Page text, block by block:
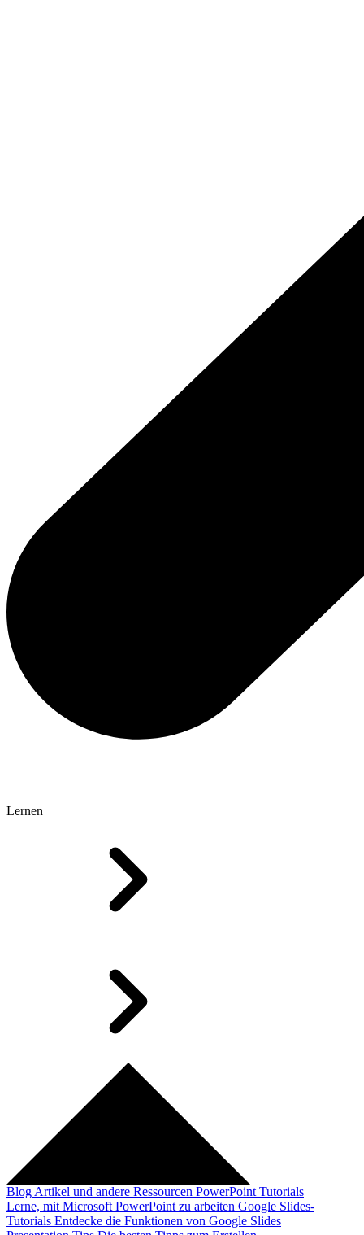
Lernen
Blog Artikel und andere Ressourcen PowerPoint Tutorials
Lerne, mit Microsoft PowerPoint zu arbeiten Google Slides-
Tutorials Entdecke die Funktionen von Google Slides